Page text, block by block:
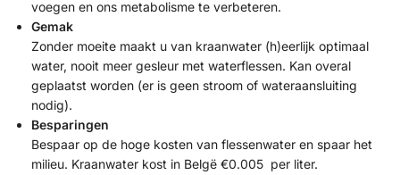
voegen en ons metabolisme te verbeteren.
Gemak
Zonder moeite maakt u van kraanwater (h)eerlijk optimaal
water, nooit meer gesleur met waterflessen. Kan overal
geplaatst worden (er is geen stroom of wateraansluiting
nodig).
Besparingen
Bespaar op de hoge kosten van flessenwater en spaar het
milieu. Kraanwater kost in Belgë €0.005 per liter.